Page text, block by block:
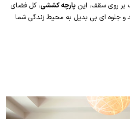
بر روی سقف، این پارچه کششی، کل فضای
و جلوه ای بی بدیل به محیط زندگی شما